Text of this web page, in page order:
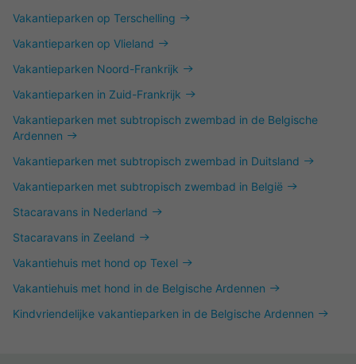
Vakantieparken op Terschelling
Vakantieparken op Vlieland
Vakantieparken Noord-Frankrijk
Vakantieparken in Zuid-Frankrijk
Vakantieparken met subtropisch zwembad in de Belgische
Ardennen
Vakantieparken met subtropisch zwembad in Duitsland
Vakantieparken met subtropisch zwembad in België
Stacaravans in Nederland
Stacaravans in Zeeland
Vakantiehuis met hond op Texel
Vakantiehuis met hond in de Belgische Ardennen
Kindvriendelijke vakantieparken in de Belgische Ardennen